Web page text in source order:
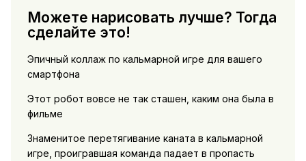
Можете нарисовать лучше? Тогда
сделайте это!
Эпичный коллаж по кальмарной игре для вашего
смартфона
Этот робот вовсе не так сташен, каким она была в
фильме
Знаменитое перетягивание каната в кальмарной
игре, проигравшая команда падает в пропасть